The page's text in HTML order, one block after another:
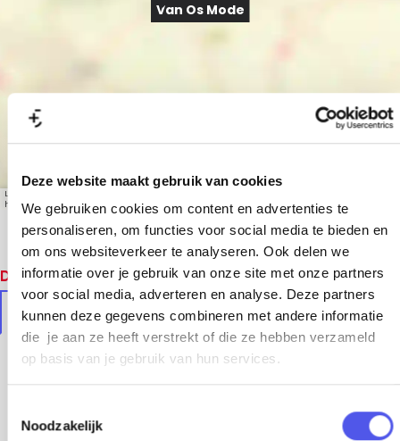
Deze website maakt gebruik van cookies
We gebruiken cookies om content en advertenties te
personaliseren, om functies voor social media te bieden en
om ons websiteverkeer te analyseren. Ook delen we
informatie over je gebruik van onze site met onze partners
voor social media, adverteren en analyse. Deze partners
kunnen deze gegevens combineren met andere informatie
die je aan ze heeft verstrekt of die ze hebben verzameld
op basis van je gebruik van hun services.
Noodzakelijk
Van Os Mode
Leaflet
hosted by OpenStreetMap France
Dit vind je vast ook leuk
Soortgelijke locaties In de buurt